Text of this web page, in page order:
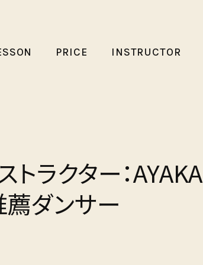
PRICE INSTRUCTOR
トラクター：AYAKA
ダンサー